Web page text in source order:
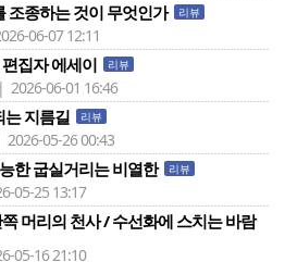
조종하는 것이 무엇인가 리뷰
06-07 12:11
집자 에세이 리뷰
06-01 16:46
는 지름길 리뷰
05-26 00:43
한 굽실거리는 비열한 리뷰
05-25 13:17
머리의 천사 / 수선화에 스치는 바람
05-16 21:10